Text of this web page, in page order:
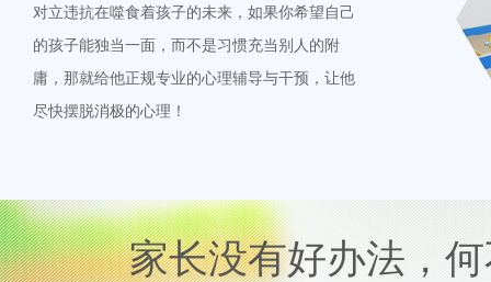
对立违抗在噬食着孩子的未来，如果你希望自己
的孩子能独当一面，而不是习惯充当别人的附
庸，那就给他正规专业的心理辅导与干预，让他
尽快摆脱消极的心理！
家长没有好办法，